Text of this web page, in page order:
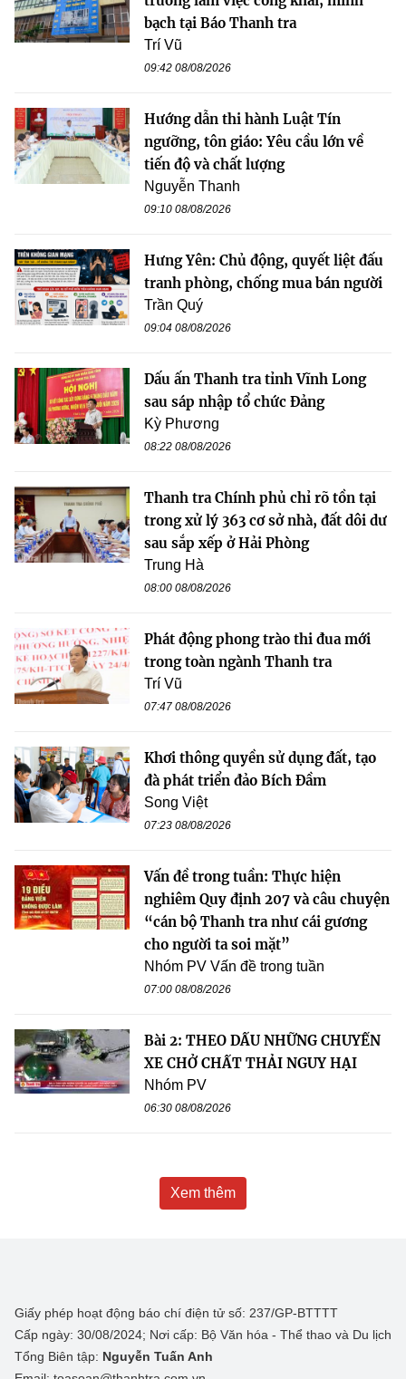
bạch tại Báo Thanh tra
Trí Vũ
09:42 08/08/2026
Hướng dẫn thi hành Luật Tín
ngưỡng, tôn giáo: Yêu cầu lớn về
tiến độ và chất lượng
Nguyễn Thanh
09:10 08/08/2026
Hưng Yên: Chủ động, quyết liệt đấu
tranh phòng, chống mua bán người
Trần Quý
09:04 08/08/2026
Dấu ấn Thanh tra tỉnh Vĩnh Long
sau sáp nhập tổ chức Đảng
Kỳ Phương
08:22 08/08/2026
Thanh tra Chính phủ chỉ rõ tồn tại
trong xử lý 363 cơ sở nhà, đất dôi dư
sau sắp xếp ở Hải Phòng
Trung Hà
08:00 08/08/2026
Phát động phong trào thi đua mới
trong toàn ngành Thanh tra
Trí Vũ
07:47 08/08/2026
Khơi thông quyền sử dụng đất, tạo
đà phát triển đảo Bích Đầm
Song Việt
07:23 08/08/2026
Vấn đề trong tuần: Thực hiện
nghiêm Quy định 207 và câu chuyện
“cán bộ Thanh tra như cái gương
cho người ta soi mặt”
Nhóm PV Vấn đề trong tuần
07:00 08/08/2026
Bài 2: THEO DẤU NHỮNG CHUYẾN
XE CHỞ CHẤT THẢI NGUY HẠI
Nhóm PV
06:30 08/08/2026
Xem thêm
Giấy phép hoạt động báo chí điện tử số: 237/GP-BTTTT
Cấp ngày: 30/08/2024; Nơi cấp: Bộ Văn hóa - Thể thao và Du lịch
Tổng Biên tập: Nguyễn Tuấn Anh